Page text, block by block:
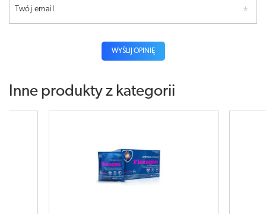
Twój email
WYŚLIJ OPINIĘ
Inne produkty z kategorii